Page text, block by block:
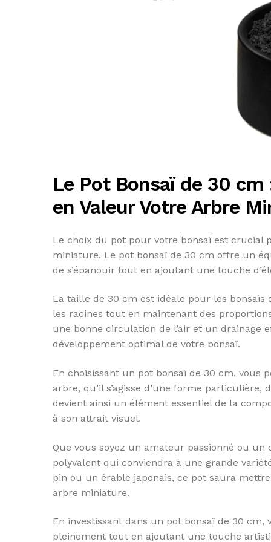
Le Pot Bonsaï de 30
en Valeur Votre Arbre
Le choix du pot pour votre bonsaï est crucial
miniature. Le pot bonsaï de 30 cm offre un
de s’épanouir tout en ajoutant une touche
La taille de 30 cm est idéale pour les
les racines tout en maintenant des
une bonne circulation de l’air et un drainage
développement optimal de votre bonsaï.
En choisissant un pot bonsaï de 30 cm, vous
arbre, qu’il s’agisse d’une forme
devient ainsi un élément essentiel de la
à son attrait visuel.
Que vous soyez un amateur passionné ou
polyvalent qui conviendra à une grande
pin ou un érable japonais, ce pot saura
arbre miniature.
En investissant dans un pot bonsaï de 30
pleinement tout en ajoutant une touche